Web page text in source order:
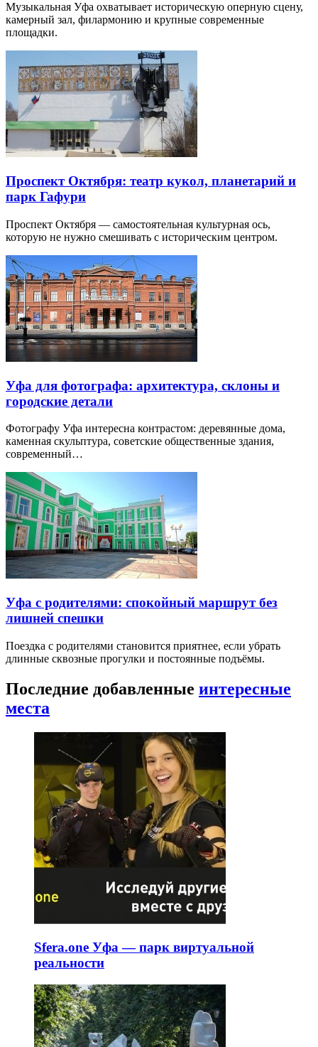
Музыкальная Уфа охватывает историческую оперную сцену,
камерный зал, филармонию и крупные современные
площадки.
Проспект Октября: театр кукол, планетарий и
парк Гафури
Проспект Октября — самостоятельная культурная ось,
которую не нужно смешивать с историческим центром.
Уфа для фотографа: архитектура, склоны и
городские детали
Фотографу Уфа интересна контрастом: деревянные дома,
каменная скульптура, советские общественные здания,
современный…
Уфа с родителями: спокойный маршрут без
лишней спешки
Поездка с родителями становится приятнее, если убрать
длинные сквозные прогулки и постоянные подъёмы.
Последние добавленные интересные
места
Sfera.one Уфа — парк виртуальной
реальности